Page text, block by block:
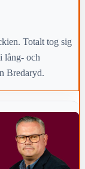
Totalt tog sig
lång- och
Bredaryd.